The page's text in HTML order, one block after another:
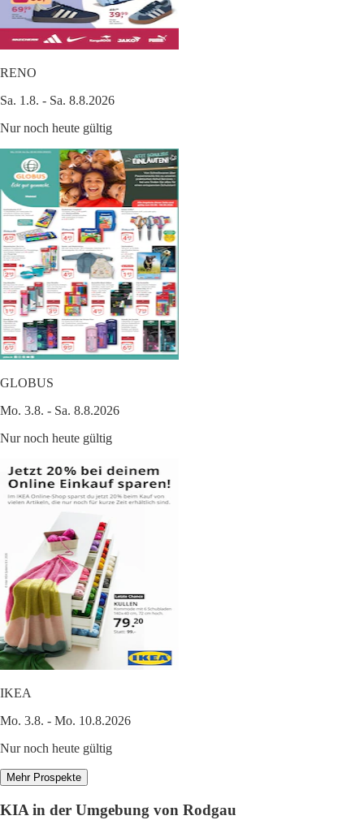
RENO
Sa. 1.8. - Sa. 8.8.2026
Nur noch heute gültig
GLOBUS
Mo. 3.8. - Sa. 8.8.2026
Nur noch heute gültig
IKEA
Mo. 3.8. - Mo. 10.8.2026
Nur noch heute gültig
Mehr Prospekte
KIA in der Umgebung von Rodgau